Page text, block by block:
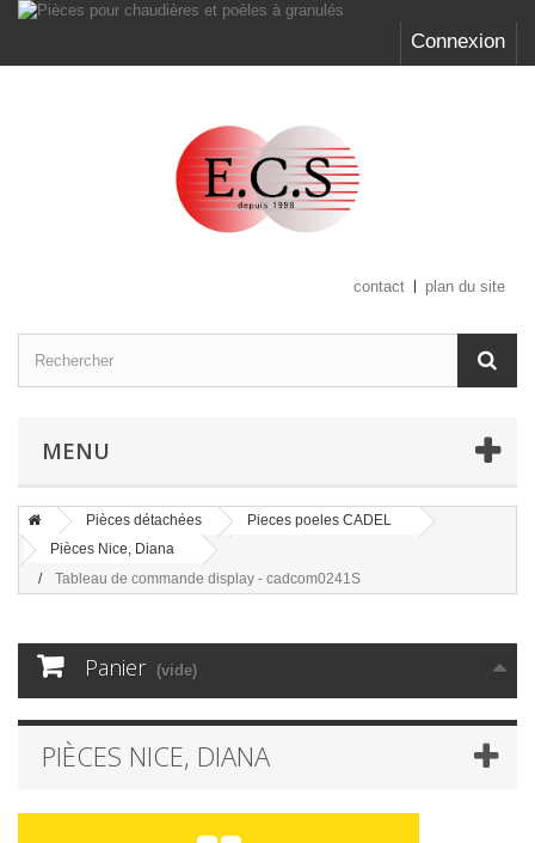
Connexion
contact plan du site
MENU
Pièces détachées
Pieces poeles CADEL
Pièces Nice, Diana
Tableau de commande display - cadcom0241S
Panier (vide)
PIÈCES NICE, DIANA